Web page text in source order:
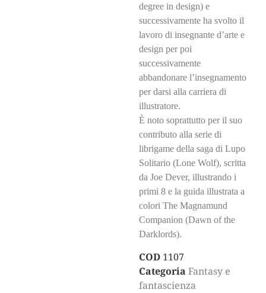
degree in design) e
successivamente ha svolto il
lavoro di insegnante d’arte e
design per poi
successivamente
abbandonare l’insegnamento
per darsi alla carriera di
illustratore.
È noto soprattutto per il suo
contributo alla serie di
librigame della saga di Lupo
Solitario (Lone Wolf), scritta
da Joe Dever, illustrando i
primi 8 e la guida illustrata a
colori The Magnamund
Companion (Dawn of the
Darklords).
COD 1107
Categoria Fantasy e
fantascienza